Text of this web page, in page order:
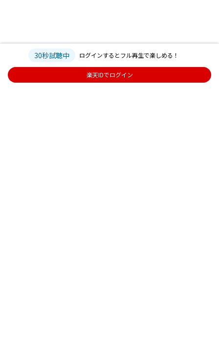
30秒試聴中 ログインするとフル再生で楽しめる！
楽天IDでログイン